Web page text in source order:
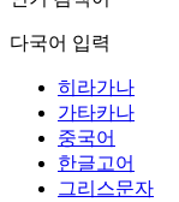
다국어 입력
히라가나
가타카나
중국어
한글고어
그리스문자